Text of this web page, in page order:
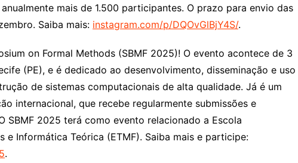
mais de 1.500 participantes. O prazo para envio das
Saiba mais: instagram.com/p/DQOvGlBjY4S/.
on Formal Methods (SBMF 2025)! O evento acontece de 3
(PE), e é dedicado ao desenvolvimento, disseminação e uso
de sistemas computacionais de alta qualidade. Já é um
internacional, que recebe regularmente submissões e
SBMF 2025 terá como evento relacionado a Escola
e Informática Teórica (ETMF). Saiba mais e participe:
.